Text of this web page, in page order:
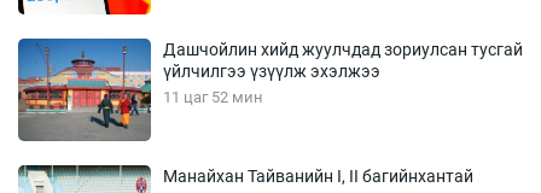
Дашчойлин хийд жуулчдад зориулсан тусгай
үйлчилгээ үзүүлж эхэлжээ
11 цаг 52 мин
Манайхан Тайванийн I, II багийнхантай